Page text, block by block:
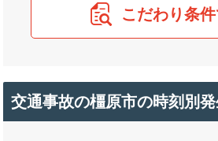
こだわり条
交通事故の橿原市の時刻別